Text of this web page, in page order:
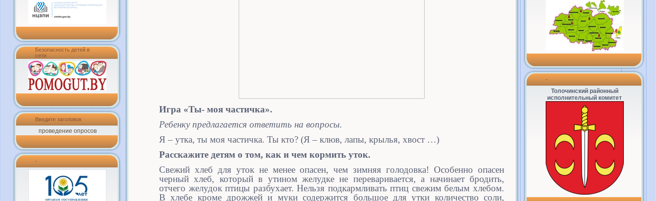
Безопасность детей в
сети
Введите заголовок
проведение опросов
-
Игра «Ты- моя частичка».
Ребенку предлагается ответить на вопросы.
Я – утка, ты моя частичка. Ты кто? (Я – клюв, лапы, крылья, хвост …)
Расскажите детям о том, как и чем кормить уток.
Свежий хлеб для уток не менее опасен, чем зимняя голодовка! Особенно опасен
черный хлеб, который в утином желудке не переваривается, а начинает бродить,
отчего желудок птицы разбухает. Нельзя подкармливать птиц свежим белым хлебом.
В хлебе кроме дрожжей и муки содержится большое для утки количество соли,
-
Толочинский районный
исполнительный комитет